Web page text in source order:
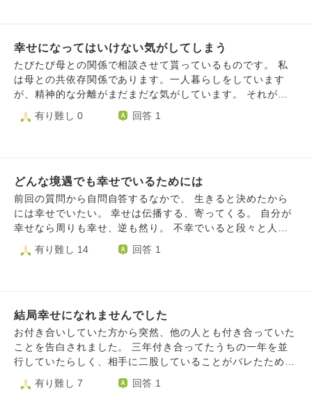
知さを悔いるばかりです。 病院の先生には以前幸せになっ
ても良いかと相談した所、幸せになる権利なんて決めること
は誰にもできない、人は幸せになるために生まれてた、罪を
犯した方もちゃんと更生して幸せになる権利があり、幸せに
も言われ、私も幸せになってもいいのは分かっていますが、
再婚した方が生理的に受け付けれなくなってしまい離婚を言
われました。 再婚した方と赤ちゃんか、私の娘かの選択に
迫られました。一度愛した方への責任と親としての責任で悩
みました。赤ちゃんにはどちらになっても親と暮らせます。
した方を選ぶと親と暮らせなくなってしまいます。私の娘へ
た。 来年は39歳となり40代が目前となりました。 人の人生
は良い事と悪い事の繰り返しだと思っていますが、今40代に
幸せがやってくるのか不安です。 最近、不幸な状況から仏
教に出会い、まずは欲まみれの自分に反省して、嫉妬や妬み
けています。 結婚できただけ幸せ、子どもがいるだけ幸
な考え方はあるのでしょうか。
幸せになってはいけない気がしてしまう
たびたび母との関係で相談させて貰っているものです。 私
は母との共依存関係であります。一人暮らしをしています
が、精神的な分離がまだまだな気がしています。 それが関
係あるのか、ないのかわかりませんが、自分の幸せが考えら
れないです。 本当は自分自身の家族を持ち、幸せな家庭を
いうサインを出します。また私が結婚願望を口にするといい
顔せず複雑そうな様子を見せます。 親なんて気にせず自分
自身の幸せを考えたらいい、期待するからダメなんだ、親に
わかって貰おうとか期待しないようにしようと思うのです
ていいますが、母は私と二人いつまでも仲良く協力していけ
もして、共依存から離れようとし、親に期待しないようにと
考えていましたが、心のどこかにわかってもらいたいとか、
よくわからないモヤモヤしたものがあります。 こうした気
持ちはどうしたらなくせるのでしょうか。幸せになりたいん
気持ちもあります。 いつまでも何かが心の中でストッパー
有り難し 0 回答 1
どんな境遇でも幸せでいるためには
前回の質問から自問自答するなかで、 生きると決めたから
には幸せでいたい。 幸せは伝播する、寄ってくる。 自分が
幸せなら周りも幸せ、逆も然り。 不幸でいると段々と人が
離れていくから幸せでいなければ。 という1つの考えに辿り
着きました。 話は変わります。 今まで生きてきたなかで、
で努力家、天真爛漫で素直、とても思いやり深く、どんな人
にも分け隔てなく接することができ、老若男女問わず会う人
会う人皆から好かれていました。 いつも輝いていて災難に
遭うこともなく、1度も彼女達の口からネガティブな言葉を
て、一緒に居て癒され元気を貰いつつも、恵まれてて羨まし
有り難し 14 回答 1
結局幸せになれませんでした
お付き合いしていた方から突然、他の人とも付き合っていた
ことを告白されました。 三年付き合ってたうちの一年を並
行していたらしく、相手に二股していることがバレたため別
れてほしい、とのことでした。 二股も初耳でしたが、こち
らに別れを切り出すという事は私がキープ側だったんだな、
有り難し 7 回答 1